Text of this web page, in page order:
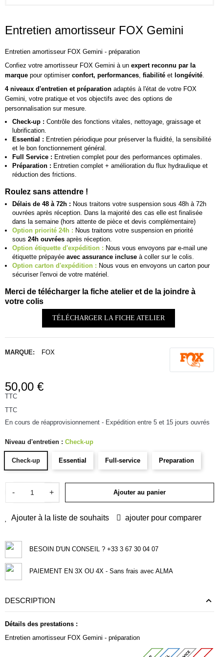
Entretien amortisseur FOX Gemini
Entretien amortisseur FOX Gemini - préparation
Confiez votre amortisseur FOX Gemini à un expert reconnu par la
marque pour optimiser confort, performances, fiabilité et longévité.
4 niveaux d'entretien et préparation adaptés à l'état de votre FOX
Gemini, votre pratique et vos objectifs avec des options de
personnalisation sur mesure.
Check-up : Contrôle des fonctions vitales, nettoyage, graissage et
lubrification.
Essential : Entretien périodique pour préserver la fluidité, la sensibilité
et le bon fonctionnement général.
Full Service : Entretien complet pour des performances optimales.
Préparation : Entretien complet + amélioration du flux hydraulique et
réduction des frictions.
Roulez sans attendre !
Délais de 48 à 72h : Nous traitons votre suspension sous 48h à 72h
ouvrées après réception. Dans la majorité des cas elle est finalisée
dans la semaine (hors attente de pièce et devis complémentaire)
Option priorité 24h : Nous traitons votre suspension en priorité
sous 24h ouvrées après réception.
Option étiquette d'expédition : Nous vous envoyons par e-mail une
étiquette prépayée avec assurance incluse à coller sur le colis.
Option carton d'expédition : Nous vous en envoyons un carton pour
sécuriser l'envoi de votre matériel.
Merci de télécharger la fiche atelier et de la joindre à
votre colis
TÉLÉCHARGER LA FICHE ATELIER
MARQUE: FOX
50,00 €
TTC
TTC
En cours de réapprovisionnement - Expédition entre 5 et 15 jours ouvrés
Niveau d'entretien : Check-up
Check-up Essential Full-service Preparation
- + Ajouter au panier
Ajouter à la liste de souhaits ajouter pour comparer
BESOIN D'UN CONSEIL ? +33 3 67 30 04 07
PAIEMENT EN 3X OU 4X - Sans frais avec ALMA
DESCRIPTION
Détails des prestations :
Entretien amortisseur FOX Gemini - préparation